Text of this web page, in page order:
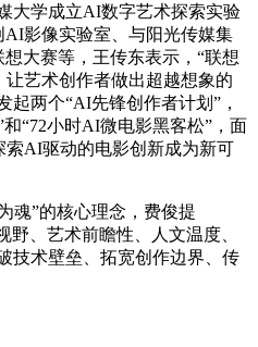
大学成立AI数字艺术探索实验
影像实验室、与阳光传媒集
大赛等，王传东表示，“联想
艺术创作者做出超越想象的
起两个“AI先锋创作者计划”，
“72小时AI微电影黑客松”，面
AI驱动的电影创新成为新可
魂”的核心理念，费俊提
野、艺术前瞻性、人文温度、
技术壁垒、拓宽创作边界、传